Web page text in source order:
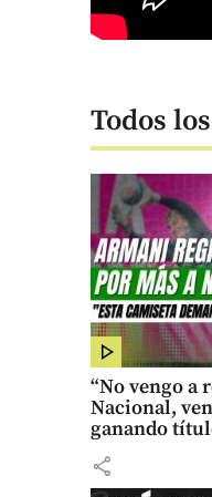
Todos
“No vengo a
Nacional,
ganando
share